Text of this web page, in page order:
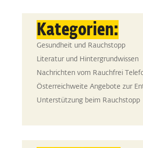
Kategorien:
Gesundheit und Rauchstopp
Literatur und Hintergrundwissen
Nachrichten vom Rauchfrei
Österreichweite Angebote zur
Unterstützung beim Rauchstopp